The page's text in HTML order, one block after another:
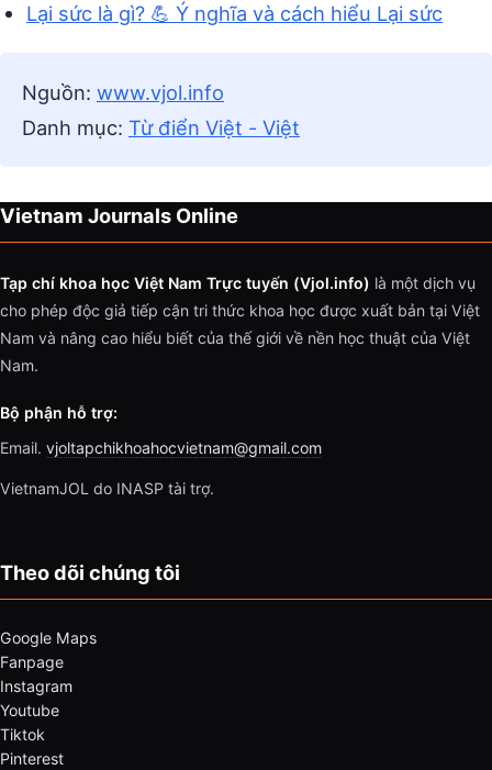
Lại sức là gì? 💪 Ý nghĩa và cách hiểu Lại sức
Nguồn: www.vjol.info
Danh mục: Từ điển Việt - Việt
Vietnam Journals Online
Tạp chí khoa học Việt Nam Trực tuyến (Vjol.info) là một dịch vụ
cho phép độc giả tiếp cận tri thức khoa học được xuất bản tại Việt
Nam và nâng cao hiểu biết của thế giới về nền học thuật của Việt
Nam.
Bộ phận hỗ trợ:
Email. vjoltapchikhoahocvietnam@gmail.com
VietnamJOL do INASP tài trợ.
Theo dõi chúng tôi
Google Maps
Fanpage
Instagram
Youtube
Tiktok
Pinterest